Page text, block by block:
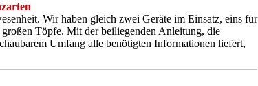
Wir haben gleich zwei Geräte im Einsatz, eins für
Töpfe. Mit der beiliegenden Anleitung, die
Umfang alle benötigten Informationen liefert,